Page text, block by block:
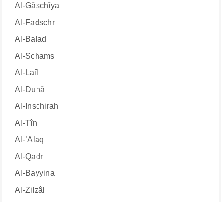
Al-Gâschîya
Al-Fadschr
Al-Balad
Al-Schams
Al-Laîl
Al-Duhâ
Al-Inschirah
Al-Tîn
Al-’Alaq
Al-Qadr
Al-Bayyina
Al-Zilzâl